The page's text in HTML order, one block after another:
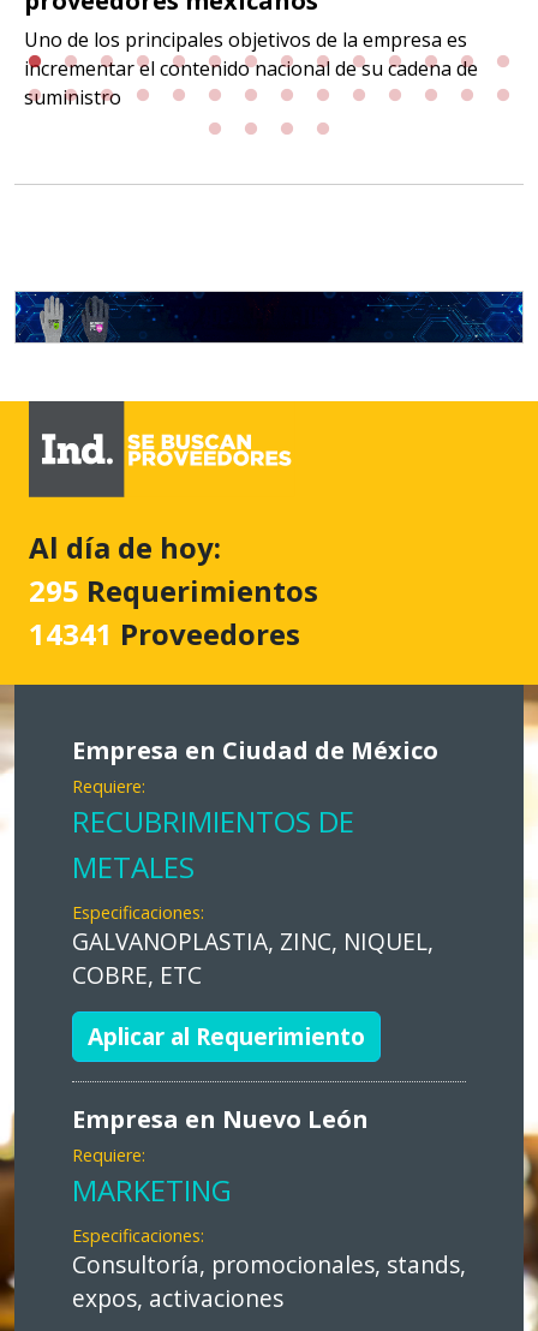
Uno de los principales objetivos de la empresa es
incrementar el contenido nacional de su cadena de
suministro
Al día de hoy:
295 Requerimientos
14341 Proveedores
Empresa en Ciudad de México
Requiere:
RECUBRIMIENTOS DE
METALES
Especificaciones:
GALVANOPLASTIA, ZINC, NIQUEL,
COBRE, ETC
Aplicar al Requerimiento
Empresa en Nuevo León
Requiere:
MARKETING
Especificaciones:
Consultoría, promocionales, stands,
expos, activaciones